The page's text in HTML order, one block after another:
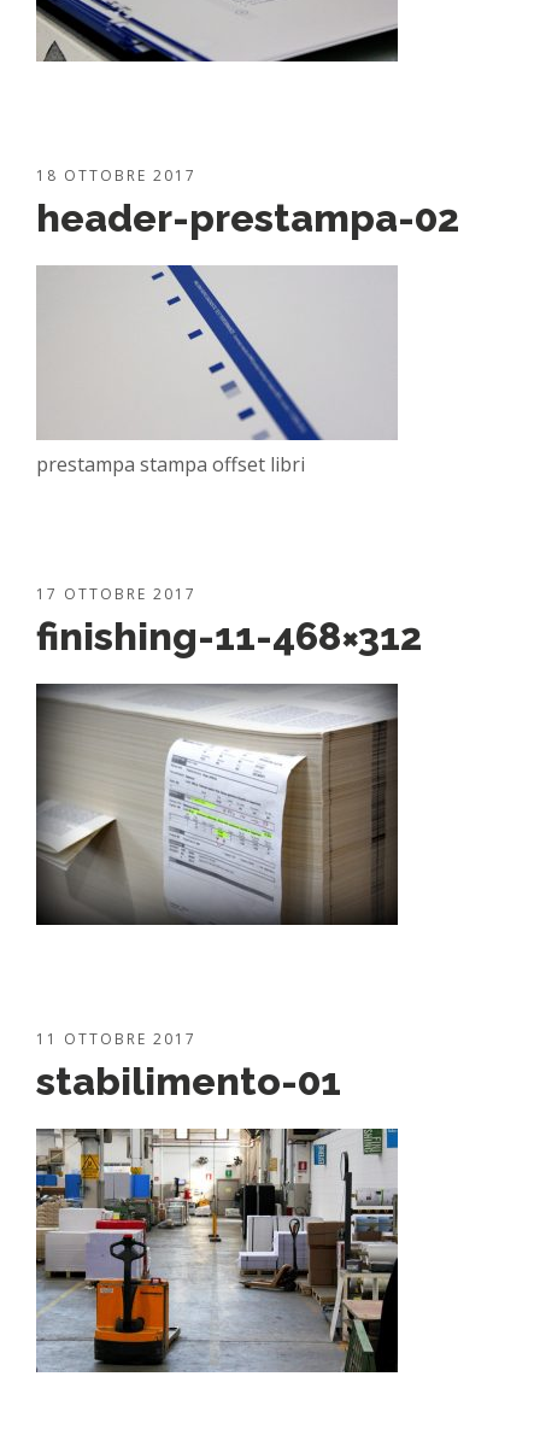
18 OTTOBRE 2017
header-prestampa-02
prestampa stampa offset libri
17 OTTOBRE 2017
finishing-11-468×312
11 OTTOBRE 2017
stabilimento-01